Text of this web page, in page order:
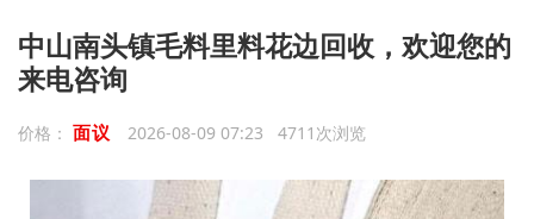
中山南头镇毛料里料花边回收，欢迎您的
来电咨询
价格： 面议 2026-08-09 07:23 4711次浏览